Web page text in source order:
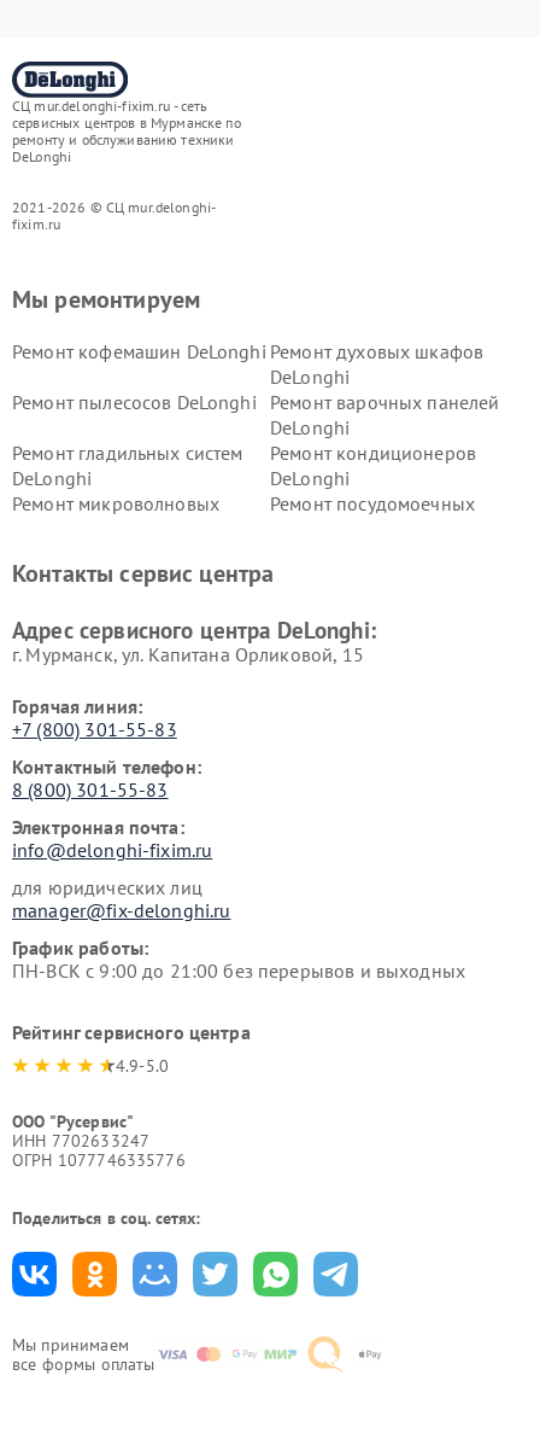
СЦ mur.delonghi-fixim.ru - сеть
сервисных центров в Мурманске по
ремонту и обслуживанию техники
DeLonghi
2021-2026 © СЦ mur.delonghi-
fixim.ru
Мы принимаем
все формы оплаты
Мы ремонтируем
Ремонт кофемашин DeLonghi Ремонт духовых шкафов
DeLonghi
Ремонт пылесосов DeLonghi
Ремонт варочных панелей
DeLonghi
Ремонт гладильных систем
DeLonghi
Ремонт кондиционеров
DeLonghi
Ремонт микроволновых
Ремонт посудомоечных
DeLonghi
DeLonghi
Контакты сервис центра
Адрес сервисного центра DeLonghi:
г. Мурманск, ул. Капитана Орликовой, 15
Горячая линия:
+7 (800) 301-55-83
Контактный телефон:
8 (800) 301-55-83
Электронная почта:
info@delonghi-fixim.ru
для юридических лиц
manager@fix-delonghi.ru
График работы:
ПН-ВСК с 9:00 до 21:00 без перерывов и выходных
Рейтинг сервисного центра
4.9-5.0
ООО "Русервис"
ИНН 7702633247
ОГРН 1077746335776
Поделиться в соц. сетях: